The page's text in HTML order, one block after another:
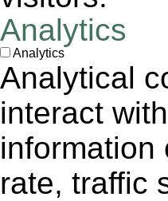
Analytics
Analytics
Analytical
interact
information
rate, traffic